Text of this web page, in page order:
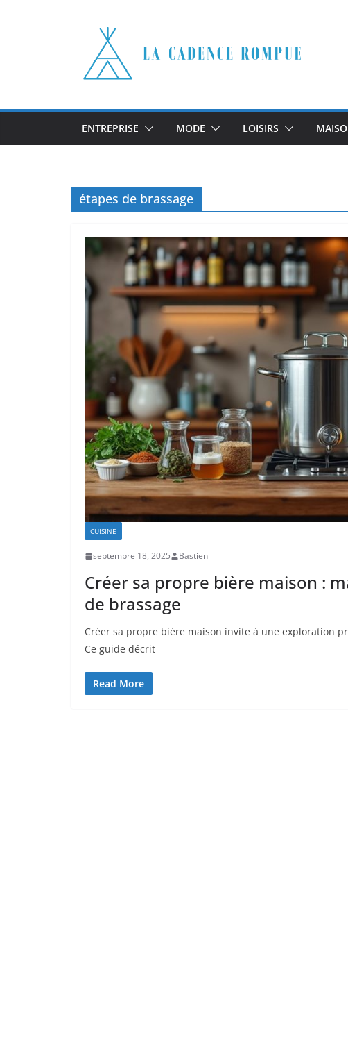
ENTREPRISE MODE LOISIRS
étapes de brassage
CUISINE
septembre 18, 2025 Bastien
Créer sa propre bière maison :
de brassage
Créer sa propre bière maison invite à une exploration
Ce guide décrit
Read More